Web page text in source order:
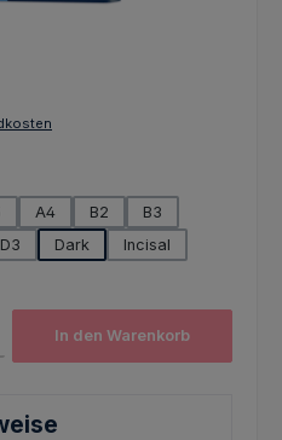
A4 B2
B3
D3 Dark
Incisal
In den Warenkorb